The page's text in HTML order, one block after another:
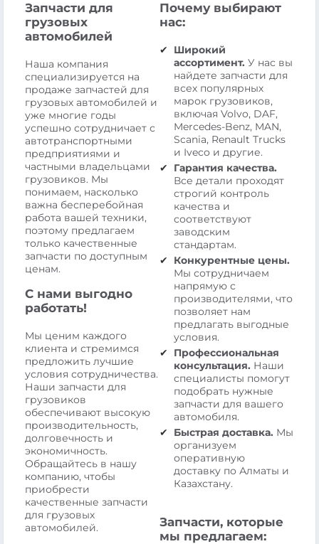
Запчасти для
грузовых
автомобилей
Наша компания
специализируется на
продаже запчастей для
грузовых автомобилей и
уже многие годы
успешно сотрудничает с
автотранспортными
предприятиями и
частными владельцами
грузовиков. Мы
понимаем, насколько
важна бесперебойная
работа вашей техники,
поэтому предлагаем
только качественные
запчасти по доступным
ценам.
С нами выгодно
работать!
Мы ценим каждого
клиента и стремимся
предложить лучшие
условия сотрудничества.
Наши запчасти для
грузовиков
обеспечивают высокую
производительность,
долговечность и
экономичность.
Обращайтесь в нашу
компанию, чтобы
приобрести
качественные запчасти
для грузовых
автомобилей.
Почему выбирают
нас:
Широкий
ассортимент. У нас вы
найдете запчасти для
всех популярных
марок грузовиков,
включая Volvo, DAF,
Mercedes-Benz, MAN,
Scania, Renault Trucks
и Iveco и другие.
Гарантия качества.
Все детали проходят
строгий контроль
качества и
соответствуют
заводским
стандартам.
Конкурентные цены.
Мы сотрудничаем
напрямую с
производителями, что
позволяет нам
предлагать выгодные
условия.
Профессиональная
консультация. Наши
специалисты помогут
подобрать нужные
запчасти для вашего
автомобиля.
Быстрая доставка. Мы
организуем
оперативную
доставку по Алматы и
Казахстану.
Запчасти, которые
мы предлагаем: